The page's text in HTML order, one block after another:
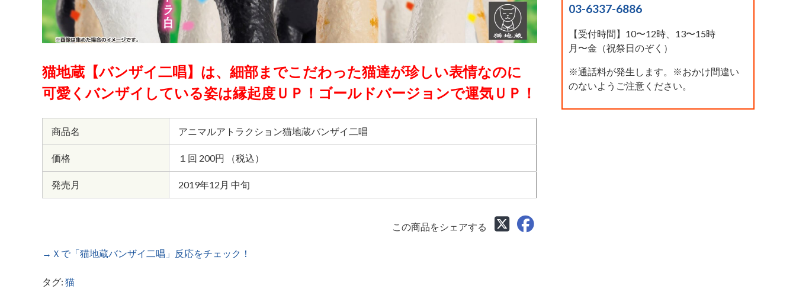
猫地蔵【バンザイ二唱】は、細部までこだわった猫達が珍しい表情なのに
可愛くバンザイしている姿は縁起度ＵＰ！ゴールドバージョンで運気ＵＰ！
商品名 アニマルアトラクション猫地蔵バンザイ二唱
価格 １回 200円 （税込）
発売月 2019年12月 中旬
この商品をシェアする
→Ｘで「猫地蔵バンザイ二唱」反応をチェック！
タグ:猫
03-6337-6886
【受付時間】10〜12時、13〜15時
月〜金（祝祭日のぞく）
※通話料が発生します。※おかけ間違い
のないようご注意ください。